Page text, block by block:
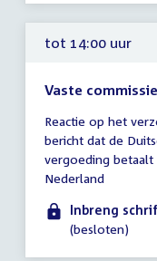
tot 14:00 uur
Vaste
vergadering
tot
14:00
uur
Reactie op het
bericht dat de
vergoeding betaalt
Nederland
Inbreng
(besloten)